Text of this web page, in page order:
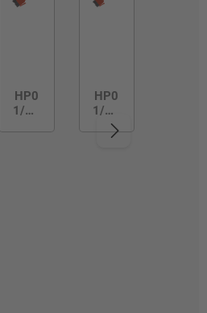
HP0
1/3R
HP0
1/3R
5M/
100/